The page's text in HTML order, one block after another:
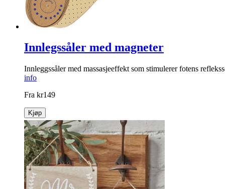
Innlegssåler med magneter
Innleggssåler med massasjeeffekt som stimulerer fotens
info
Fra kr149
Kjøp